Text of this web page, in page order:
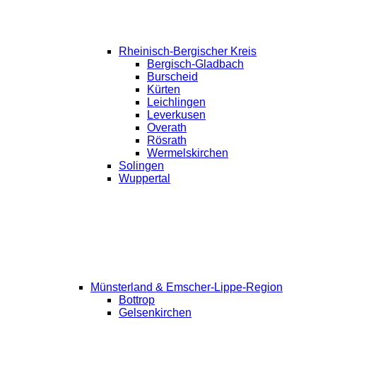
Rheinisch-Bergischer Kreis
Bergisch-Gladbach
Burscheid
Kürten
Leichlingen
Leverkusen
Overath
Rösrath
Wermelskirchen
Solingen
Wuppertal
Münsterland & Emscher-Lippe-Region
Bottrop
Gelsenkirchen